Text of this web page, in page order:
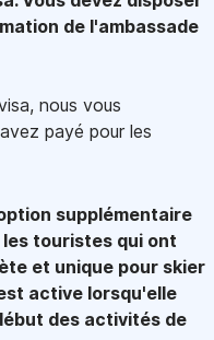
de l'ambassade
nous vous
payé pour les
supplémentaire
touristes qui ont
et unique pour skier
active lorsqu'elle
des activités de